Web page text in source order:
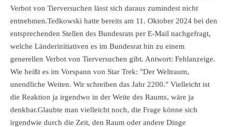
Verbot von Tierversuchen lässt sich daraus zumindest nicht
entnehmen.Tedkowski hatte bereits am 11. Oktober 2024 bei den
entsprechenden Stellen des Bundesrats per E-Mail nachgefragt,
welche Länderinitiativen es im Bundesrat hin zu einem
generellen Verbot von Tierversuchen gibt. Antwort: Fehlanzeige.
Wie heißt es im Vorspann von Star Trek: "Der Weltraum,
unendliche Weiten. Wir schreiben das Jahr 2200." Vielleicht ist
die Reaktion ja irgendwo in der Weite des Raums, wäre ja
denkbar.Glaubte man vielleicht noch, die Frage könne sich
irgendwie durch die Zeit, den Raum oder andere Dinge